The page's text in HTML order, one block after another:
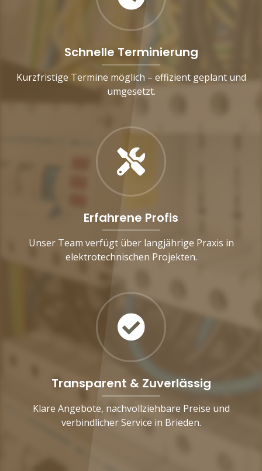
Schnelle Terminierung
Kurzfristige Termine möglich – effizient geplant und
umgesetzt.
Erfahrene Profis
Unser Team verfügt über langjährige Praxis in
elektrotechnischen Projekten.
Transparent & Zuverlässig
Klare Angebote, nachvollziehbare Preise und
verbindlicher Service in Brieden.